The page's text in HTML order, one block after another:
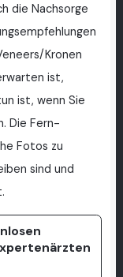
die Nachsorge
Kronen
ist,
ist, wenn Sie
Die Fern-
Fotos zu
sind und